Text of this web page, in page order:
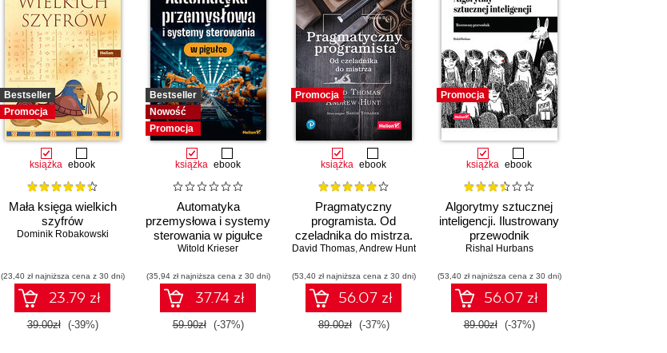
Bestseller
Promocja
książka ebook
Mała księga wielkich
szyfrów
Dominik Robakowski
(23,40 zł najniższa cena z 30 dni)
23.79 zł
39.00zł (-39%)
Bestseller
Nowość
Promocja
książka ebook
Automatyka
przemysłowa i systemy
sterowania w pigułce
Witold Krieser
(35,94 zł najniższa cena z 30 dni)
37.74 zł
59.90zł (-37%)
Promocja
książka ebook
Pragmatyczny
programista. Od
czeladnika do mistrza.
Wydanie II
David Thomas,Andrew Hunt
(53,40 zł najniższa cena z 30 dni)
56.07 zł
89.00zł (-37%)
Promocja
książka ebook
Algorytmy sztucznej
inteligencji. Ilustrowany
przewodnik
Rishal Hurbans
(53,40 zł najniższa cena z 30 dni)
56.07 zł
89.00zł (-37%)